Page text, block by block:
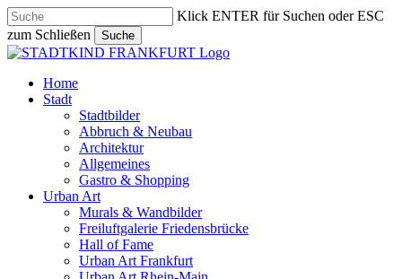
Skip
to
main
content
Klick ENTER für Suchen oder ESC
zum Schließen
Suche
Close
search
Menu
Home
Stadt
Stadtbilder
Abbruch & Neubau
Architektur
Allgemeines
Gastro & Shopping
Urban Art
Murals & Wandbilder
Freiluftgalerie Friedensbrücke
Hall of Fame
Urban Art Frankfurt